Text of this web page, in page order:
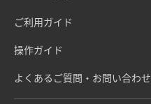
ご利用ガイド
操作ガイド
よくあるご質問・お問い合わせ